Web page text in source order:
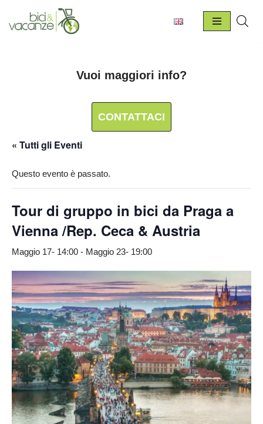
Vai
Vuoi maggiori info?
CONTATTACI
« Tutti gli Eventi
Questo evento è passato.
Tour di gruppo in bici da Praga a
Vienna /Rep. Ceca & Austria
Maggio 17- 14:00 - Maggio 23- 19:00